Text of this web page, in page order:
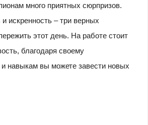
много приятных сюрпризов.
искренность – три верных
этот день. На работе стоит
благодаря своему
навыкам вы можете завести новых